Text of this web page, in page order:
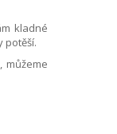
kladné
potěší.
můžeme